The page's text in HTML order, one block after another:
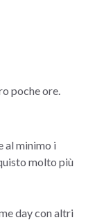
poche ore.
al minimo i
molto più
day con altri